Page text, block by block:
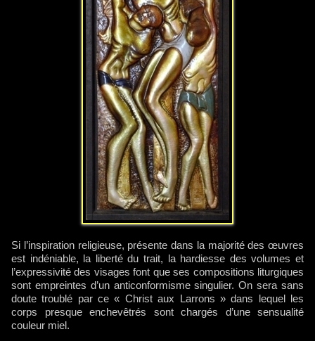
Si l’inspiration religieuse, présente dans la majorité des œuvres
est indéniable, la liberté du trait, la hardiesse des volumes et
l’expressivité des visages font que ses compositions liturgiques
sont empreintes d’un anticonformisme singulier. On sera sans
doute troublé par ce « Christ aux Larrons » dans lequel les
corps presque enchevêtrés sont chargés d’une sensualité
couleur miel.